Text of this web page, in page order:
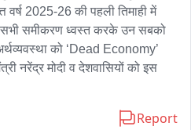
2025-26 की पहली तिमाही में
सभी समीकरण ध्वस्त करके उन सबको
को ‘Dead Economy’
नरेंद्र मोदी व देशवासियों को इस
Report